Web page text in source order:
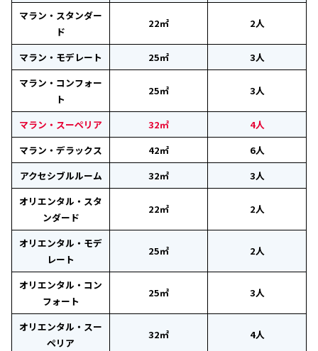
マラン・スタンダー
ド
22㎡ 2人
マラン・モデレート 25㎡
3人
マラン・コンフォー
ト
25㎡ 3人
マラン・スーペリア 32㎡
4人
マラン・デラックス
42㎡
6人
アクセシブルルーム
32㎡
3人
オリエンタル・スタ
ンダード
22㎡ 2人
オリエンタル・モデ
レート
25㎡ 2人
オリエンタル・コン
フォート
25㎡ 3人
オリエンタル・スー
ペリア
32㎡ 4人